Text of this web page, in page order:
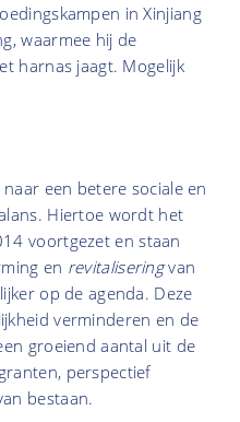
in Xinjiang
waarmee hij de
harnas jaagt. Mogelijk
een betere sociale en
Hiertoe wordt het
voortgezet en staan
en revitaliseringvan
op de agenda. Deze
verminderen en de
groeiend aantal uit de
perspectief
bestaan.